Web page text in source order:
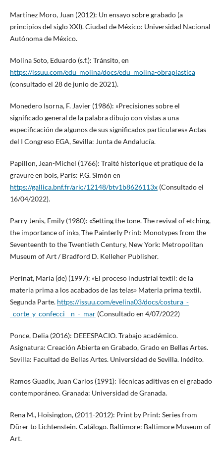
Martínez Moro, Juan (2012): Un ensayo sobre grabado (a
principios del siglo XXI). Ciudad de México: Universidad Nacional
Autónoma de México.
Molina Soto, Eduardo (s.f.): Tránsito, en
https://issuu.com/edu_molina/docs/edu_molina-obraplastica
(consultado el 28 de junio de 2021).
Monedero Isorna, F. Javier (1986): «Precisiones sobre el
significado general de la palabra dibujo con vistas a una
especificación de algunos de sus significados particulares» Actas
del I Congreso EGA, Sevilla: Junta de Andalucía.
Papillon, Jean-Michel (1766): Traité historique et pratique de la
gravure en bois, París: P.G. Simón en
https://gallica.bnf.fr/ark:/12148/btv1b8626113x(Consultado el
16/04/2022).
Parry Jenis, Emily (1980): «Setting the tone. The revival of etching,
the importance of ink», The Painterly Print: Monotypes from the
Seventeenth to the Twentieth Century, New York: Metropolitan
Museum of Art / Bradford D. Kelleher Publisher.
Perinat, María (de) (1997): «El proceso industrial textil: de la
materia prima a los acabados de las telas» Materia prima textil.
Segunda Parte. https://issuu.com/evelina03/docs/costura_-
_corte_y_confecci__n_-_mar(Consultado en 4/07/2022)
Ponce, Delia (2016): DEEESPACIO. Trabajo académico.
Asignatura: Creación Abierta en Grabado, Grado en Bellas Artes.
Sevilla: Facultad de Bellas Artes. Universidad de Sevilla. Inédito.
Ramos Guadix, Juan Carlos (1991): Técnicas aditivas en el grabado
contemporáneo. Granada: Universidad de Granada.
Rena M., Hoisington, (2011-2012): Print by Print: Series from
Dürer to Lichtenstein. Catálogo. Baltimore: Baltimore Museum of
Art.